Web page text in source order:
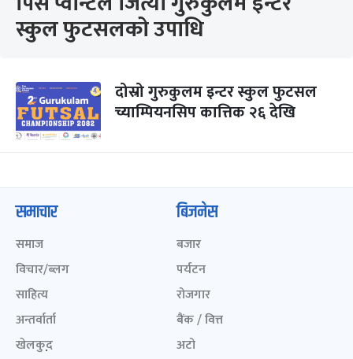
स्कुल फुटसलको उपाधि
दोस्रो गुरुकुलम इन्टर स्कुल फुटसल
च्याम्पियनसिप कात्तिक २६ देखि
समाचार
समाज
विचार/ब्लग
साहित्य
अन्तर्वार्ता
खेलकुद़़
बिजनेस
बजार
पर्यटन
रोजगार
बैंक / वित्त
अटो